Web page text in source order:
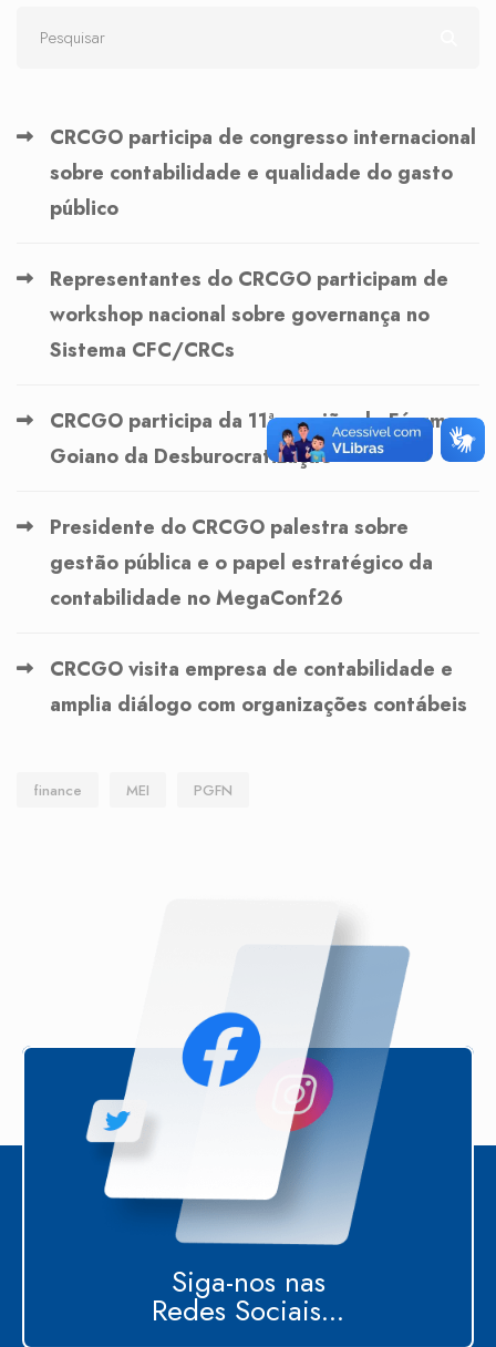
CRCGO participa de congresso internacional
sobre contabilidade e qualidade do gasto
público
Representantes do CRCGO participam de
workshop nacional sobre governança no
Sistema CFC/CRCs
CRCGO participa da 11ª reunião do Fórum
Goiano da Desburocratização
Presidente do CRCGO palestra sobre
gestão pública e o papel estratégico da
contabilidade no MegaConf26
CRCGO visita empresa de contabilidade e
amplia diálogo com organizações contábeis
finance MEI PGFN
Siga-nos nas
Redes Sociais...